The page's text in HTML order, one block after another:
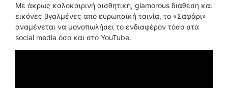
Με άκρως καλοκαιρινή αισθητική, glamorous διάθεση και
εικόνες βγαλμένες από ευρωπαϊκή ταινία, το «Σαφάρι»
αναμένεται να μονοπωλήσει το ενδιαφέρον τόσο στα
social media όσο και στο YouTube.